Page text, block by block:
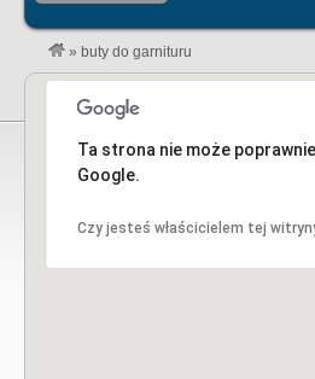
» buty do garnituru
Ta strona nie może
Google.
Czy jesteś właścicielem tej